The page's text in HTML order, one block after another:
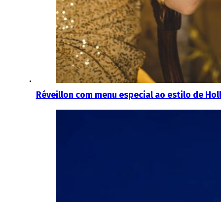
Réveillon com menu especial ao estilo de